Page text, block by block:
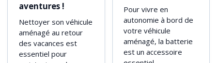
aventures !
Nettoyer son véhicule
aménagé au retour
des vacances est
essentiel pour
Pour vivre en
autonomie à bord de
votre véhicule
aménagé, la batterie
est un accessoire